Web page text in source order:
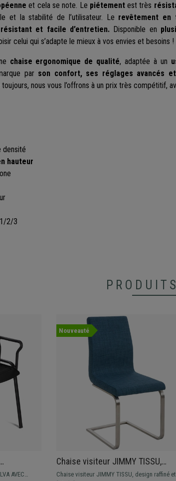
et cela se note. Le piétementest très
et la stabilité de l’utilisateur. Le revêtement en
résistant et facile d’entretien. Disponible en
celui qui s’adapte le mieux à vos envies et besoins !
chaise ergonomique de qualité, adaptée à un
par son confort, ses réglages avancés
nous vous l’offrons à un prix très compétitif,
densité
hauteur
2/3
PRODUITS
AVEC
Nouveauté
Chaise visiteur JIMMY TISSU,
Structure en Acier Inoxydable,
Chaise visiteur JIMMY TISSU, design raffiné et